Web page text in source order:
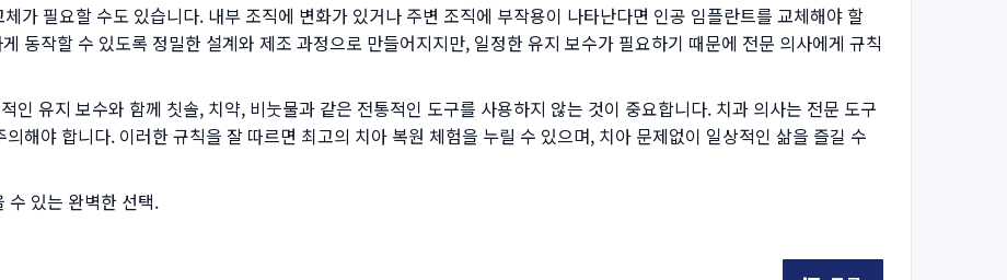
필요할 수도 있습니다. 내부 조직에 변화가 있거나 주변 조직에 부작용이 나타난다면 인공 임플란트를 교체해야 할
동작할 수 있도록 정밀한 설계와 제조 과정으로 만들어지지만, 일정한 유지 보수가 필요하기 때문에 전문 의사에게 규칙
유지 보수와 함께 칫솔, 치약, 비눗물과 같은 전통적인 도구를 사용하지 않는 것이 중요합니다. 치과 의사는 전문 도구
해야 합니다. 이러한 규칙을 잘 따르면 최고의 치아 복원 체험을 누릴 수 있으며, 치아 문제없이 일상적인 삶을 즐길 수
있는 완벽한 선택.